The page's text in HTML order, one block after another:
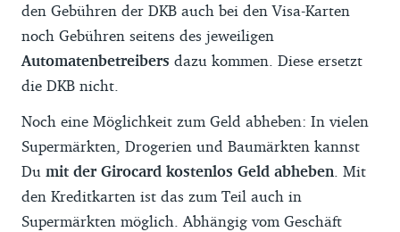
den Gebühren der DKB auch bei den Visa-Karten
noch Gebühren seitens des jeweiligen
Automatenbetreibers dazu kommen. Diese ersetzt
die DKB nicht.
Noch eine Möglichkeit zum Geld abheben: In vielen
Supermärkten, Drogerien und Baumärkten kannst
Du mit der Girocard kostenlos Geld abheben. Mit
den Kreditkarten ist das zum Teil auch in
Supermärkten möglich. Abhängig vom Geschäft